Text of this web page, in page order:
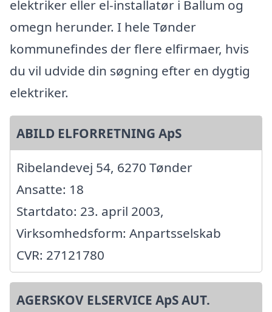
elektriker eller el-installatør i Ballum og
omegn herunder. I hele Tønder
kommunefindes der flere elfirmaer, hvis
du vil udvide din søgning efter en dygtig
elektriker.
ABILD ELFORRETNING ApS
Ribelandevej 54, 6270 Tønder
Ansatte: 18
Startdato: 23. april 2003,
Virksomhedsform: Anpartsselskab
CVR: 27121780
AGERSKOV ELSERVICE ApS AUT.